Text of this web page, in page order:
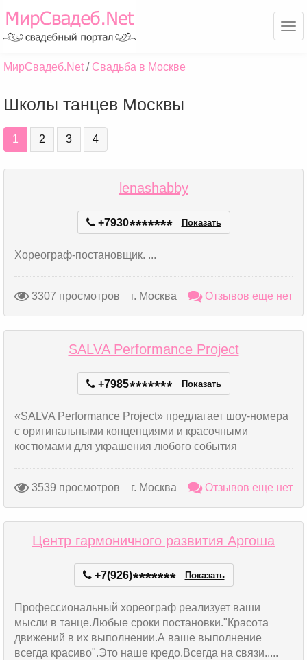
МирСвадеб.Net Свадьба в Москве
Школы танцев Москвы
1 2 3 4
lenashabby
+7930******* Показать
Хореограф-постановщик. ...
3307 просмотров г. Москва Отзывов еще нет
SALVA Performance Project
+7985******* Показать
«SALVA Performance Project» предлагает шоу-номера
с оригинальными концепциями и красочными
костюмами для украшения любого события
3539 просмотров г. Москва Отзывов еще нет
Центр гармоничного развития Аргоша
+7(926)******* Показать
Профессиональный хореограф реализует ваши
мысли в танце.Любые сроки постановки."Красота
движений в их выполнении.А ваше выполнение
всегда красиво".Это наше кредо.Всегда на связи.....